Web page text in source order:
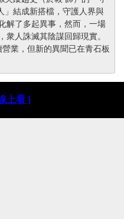
」結成新搭檔，守護人界與
解了多起異事，然而，一場
人誅滅其陰謀回歸現實。
業，但新的異聞已在青石板
上看 ]